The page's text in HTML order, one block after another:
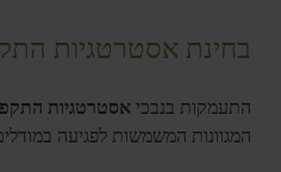
בחינת אסטרטגיות
התעמקות בנבכיאסטרטגיות
המגוונות המשמשות לפגיעה